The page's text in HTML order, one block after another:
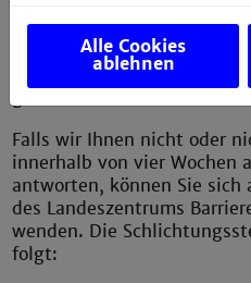
Wenn Sie der Meinung
[mobile(n)
zugänglich [ist] [sind],
Falls wir Ihnen nicht oder
innerhalb von vier Wochen
antworten, können Sie
des Landeszentrums
wenden. Die
folgt:
Alle Cookies
ablehnen